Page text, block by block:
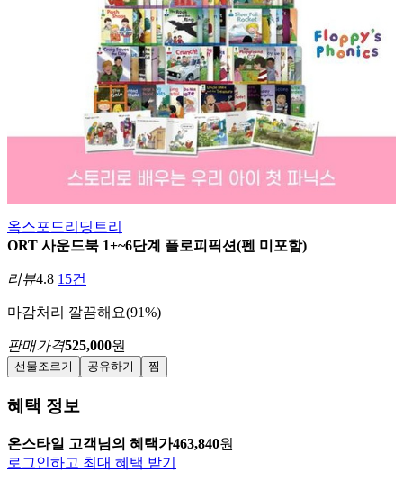
옥스포드리딩트리
ORT 사운드북 1+~6단계 플로피픽션(펜 미포함)
리뷰4.8 15건
마감처리 깔끔해요(91%)
판매가격525,000원
선물조르기 공유하기 찜
혜택 정보
온스타일 고객님의 혜택가463,840원
로그인하고 최대 혜택 받기